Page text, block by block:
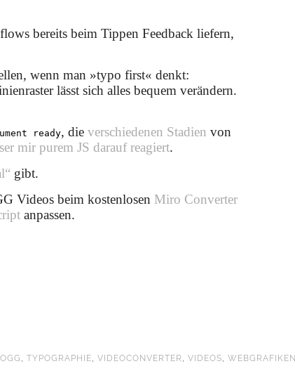
bereits beim Tippen Feedback liefern,
wenn man »typo first« denkt:
lässt sich alles bequem verändern.
ready, dieverschiedenen Stadien von
mir purem JS darauf reagiert.
gibt.
Videos beim kostenlosen Miro Converter
anpassen.
OGG ,TYPOGRAPHIE,VIDEOCONVERTER ,VIDEOS,WEBGRAFIKEN